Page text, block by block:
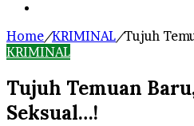
Home/KRIMINAL/Tujuh
KRIMINAL
Tujuh Temuan
Seksual…!